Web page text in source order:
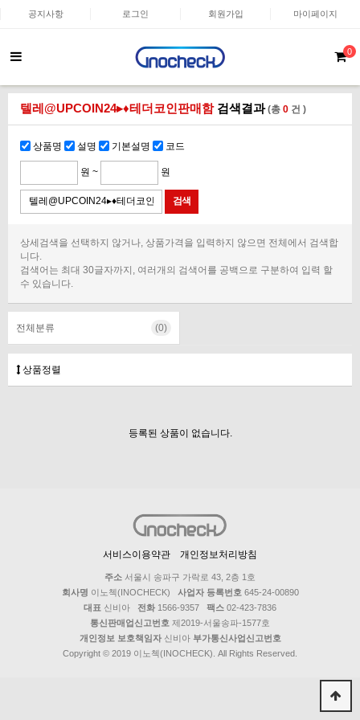
공지사항 로그인 회원가입 마이페이지
0
텔레@UPCOIN24▸♦테더코인판매함검색결과(총 0 건 )
상품명 설명 기본설명 코드
원 ~ 원
상세검색을 선택하지 않거나, 상품가격을 입력하지 않으면 전체에서 검색합
니다.
검색어는 최대 30글자까지, 여러개의 검색어를 공백으로 구분하여 입력 할
수 있습니다.
전체분류 (0)
상품정렬
등록된 상품이 없습니다.
서비스이용약관 개인정보처리방침
주소 서울시 송파구 가락로 43, 2층 1호
회사명 이노첵(INOCHECK) 사업자 등록번호 645-24-00890
대표 신비아 전화 1566-9357 팩스 02-423-7836
통신판매업신고번호 제2019-서울송파-1577호
개인정보 보호책임자신비아 부가통신사업신고번호
Copyright © 2019 이노첵(INOCHECK). All Rights Reserved.